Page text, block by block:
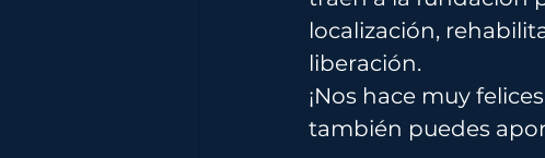
localización,
liberación.
¡Nos hace muy
también puedes